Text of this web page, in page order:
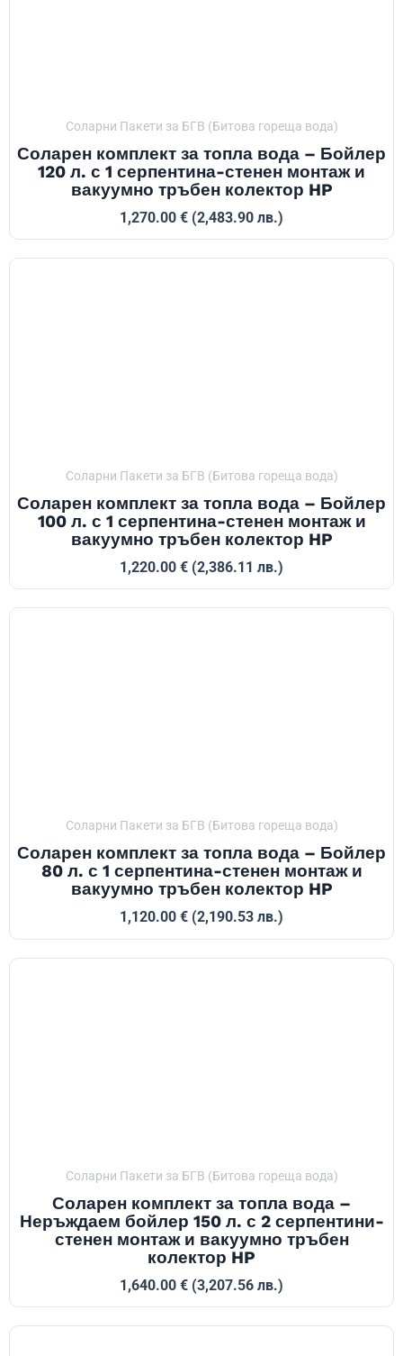
Соларни Пакети за БГВ (Битова гореща вода)
Соларен комплект за топла вода – Бойлер
120 л. с 1 серпентина-стенен монтаж и
вакуумно тръбен колектор HP
1,270.00 € (2,483.90 лв.)
Соларни Пакети за БГВ (Битова гореща вода)
Соларен комплект за топла вода – Бойлер
100 л. с 1 серпентина-стенен монтаж и
вакуумно тръбен колектор HP
1,220.00 € (2,386.11 лв.)
Соларни Пакети за БГВ (Битова гореща вода)
Соларен комплект за топла вода – Бойлер
80 л. с 1 серпентина-стенен монтаж и
вакуумно тръбен колектор HP
1,120.00 € (2,190.53 лв.)
Соларни Пакети за БГВ (Битова гореща вода)
Соларен комплект за топла вода –
Неръждаем бойлер 150 л. с 2 серпентини-
стенен монтаж и вакуумно тръбен
колектор HP
1,640.00 € (3,207.56 лв.)